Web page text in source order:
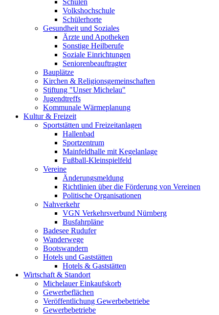
Schulen
Volkshochschule
Schülerhorte
Gesundheit und Soziales
Ärzte und Apotheken
Sonstige Heilberufe
Soziale Einrichtungen
Seniorenbeauftragter
Bauplätze
Kirchen & Religionsgemeinschaften
Stiftung "Unser Michelau"
Jugendtreffs
Kommunale Wärmeplanung
Kultur & Freizeit
Sportstätten und Freizeitanlagen
Hallenbad
Sportzentrum
Mainfeldhalle mit Kegelanlage
Fußball-Kleinspielfeld
Vereine
Änderungsmeldung
Richtlinien über die Förderung von Vereinen
Politische Organisationen
Nahverkehr
VGN Verkehrsverbund Nürnberg
Busfahrpläne
Badesee Rudufer
Wanderwege
Bootswandern
Hotels und Gaststätten
Hotels & Gaststätten
Wirtschaft & Standort
Michelauer Einkaufskorb
Gewerbeflächen
Veröffentlichung Gewerbebetriebe
Gewerbebetriebe